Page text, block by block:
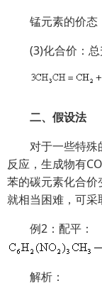
锰元素的价态
(3)化合价：
二、假设法
对于一些特殊
反应，生成物有
苯的碳元素化合
就相当困难，可采
例2：配平：
解析：